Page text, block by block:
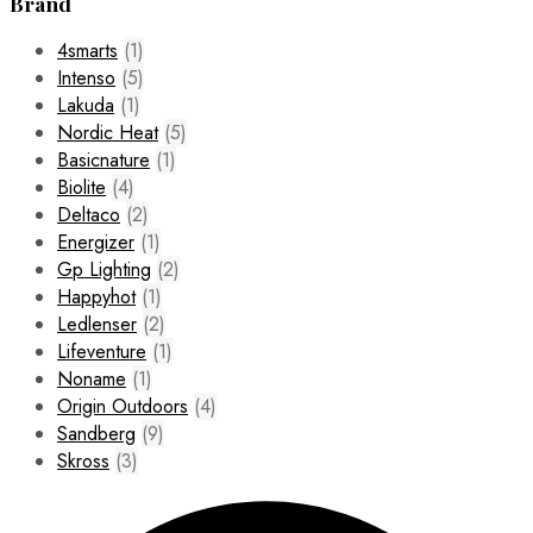
4smarts (1)
Intenso (5)
Lakuda (1)
Nordic Heat (5)
Basicnature (1)
Biolite (4)
Deltaco (2)
Energizer (1)
Gp Lighting (2)
Happyhot (1)
Ledlenser (2)
Lifeventure (1)
Noname (1)
Origin Outdoors (4)
Sandberg (9)
Skross (3)